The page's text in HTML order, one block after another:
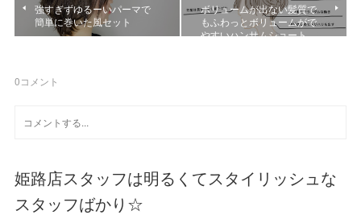
強すぎずゆるーいパーマで
簡単に巻いた風セット
ボリュームが出ない髪質で
もふわっとボリュームがで
やすいハンサムショート…
0コメント
姫路店スタッフは明るくてスタイリッシュな
スタッフばかり☆